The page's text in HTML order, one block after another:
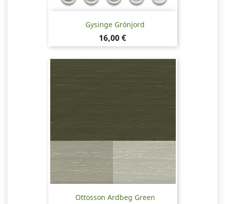
Gysinge Grönjord
Pris
16,00 €
Ottosson Ardbeg Green